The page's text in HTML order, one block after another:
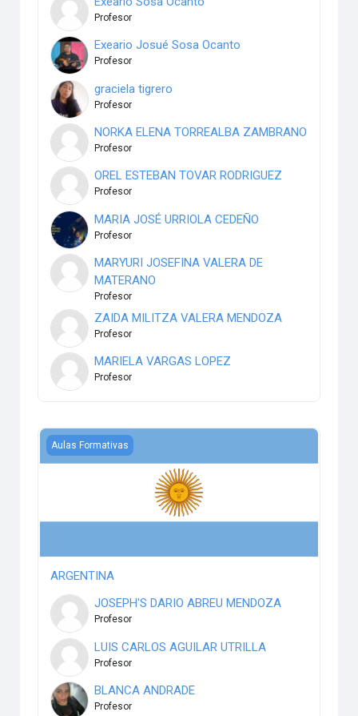
Profesor
Exeario Josué Sosa Ocanto
Profesor
graciela tigrero
Profesor
NORKA ELENA TORREALBA ZAMBRANO
Profesor
OREL ESTEBAN TOVAR RODRIGUEZ
Profesor
MARIA JOSÉ URRIOLA CEDEÑO
Profesor
MARYURI JOSEFINA VALERA DE
MATERANO
Profesor
ZAIDA MILITZA VALERA MENDOZA
Profesor
MARIELA VARGAS LOPEZ
Profesor
ARGENTINA
Aulas Formativas
ARGENTINA
JOSEPH'S DARIO ABREU MENDOZA
Profesor
LUIS CARLOS AGUILAR UTRILLA
Profesor
BLANCA ANDRADE
Profesor